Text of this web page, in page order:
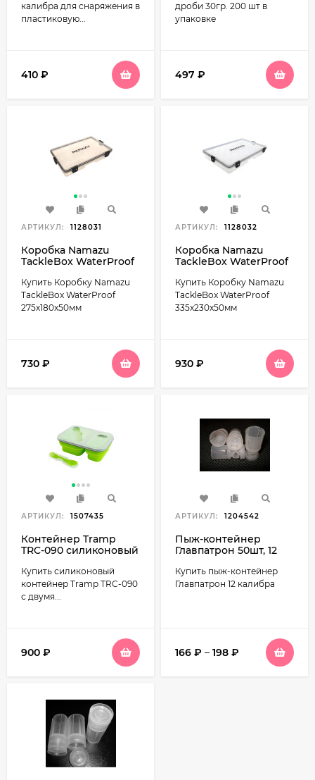
калибра для снаряжения в
пластиковую...
410 ₽
дроби 30гр. 200 шт в
упаковке
497 ₽
АРТИКУЛ: 1128031
Коробка Namazu
TackleBox WaterProof
Купить Коробку Namazu
TackleBox WaterProof
275x180x50мм
730 ₽
АРТИКУЛ: 1128032
Коробка Namazu
TackleBox WaterProof
Купить Коробку Namazu
TackleBox WaterProof
335x230x50мм
930 ₽
АРТИКУЛ: 1507435
Контейнер Tramp
TRC-090 силиконовый
900мл
Купить силиконовый
контейнер Tramp TRC-090
с двумя...
900 ₽
АРТИКУЛ: 1204542
Пыж-контейнер
Главпатрон 50шт, 12
Купить пыж-контейнер
Главпатрон 12 калибра
166 ₽ – 198 ₽